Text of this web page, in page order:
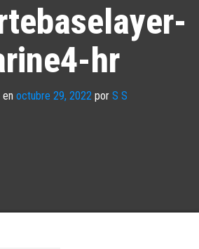
hr
octubre 29, 2022 por S S